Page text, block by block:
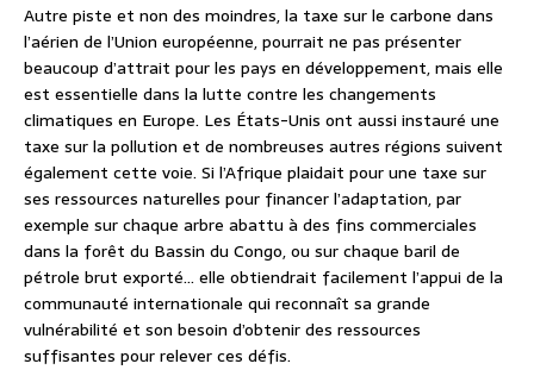
Autre piste et non des moindres, la taxe sur le carbone dans
l’aérien de l’Union européenne, pourrait ne pas présenter
beaucoup d’attrait pour les pays en développement, mais elle
est essentielle dans la lutte contre les changements
climatiques en Europe. Les États-Unis ont aussi instauré une
taxe sur la pollution et de nombreuses autres régions suivent
également cette voie. Si l’Afrique plaidait pour une taxe sur
ses ressources naturelles pour financer l’adaptation, par
exemple sur chaque arbre abattu à des fins commerciales
dans la forêt du Bassin du Congo, ou sur chaque baril de
pétrole brut exporté… elle obtiendrait facilement l’appui de la
communauté internationale qui reconnaît sa grande
vulnérabilité et son besoin d’obtenir des ressources
suffisantes pour relever ces défis.